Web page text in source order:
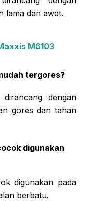
lama dan awet.
M6103
tergores?
dengan
gores dan tahan
digunakan
digunakan pada
berbatu.